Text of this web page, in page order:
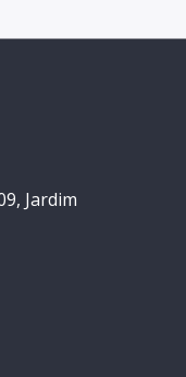
Jardim